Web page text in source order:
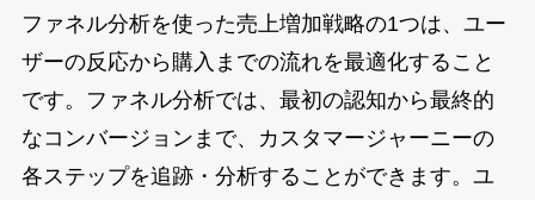
ファネル分析を使った売上増加戦略の1つは、ユー
ザーの反応から購入までの流れを最適化すること
です。ファネル分析では、最初の認知から最終的
なコンバージョンまで、カスタマージャーニーの
各ステップを追跡・分析することができます。ユ